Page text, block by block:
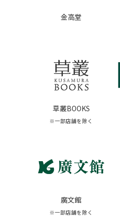
金高堂
草叢BOOKS
※一部店舗を除く
廣文館
※一部店舗を除く